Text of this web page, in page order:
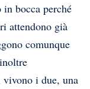
bocca perché
attendono già
comunque
vivono i due, una